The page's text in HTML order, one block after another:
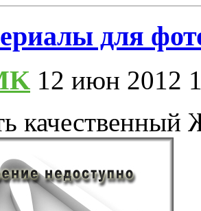
для
12 июн 2012